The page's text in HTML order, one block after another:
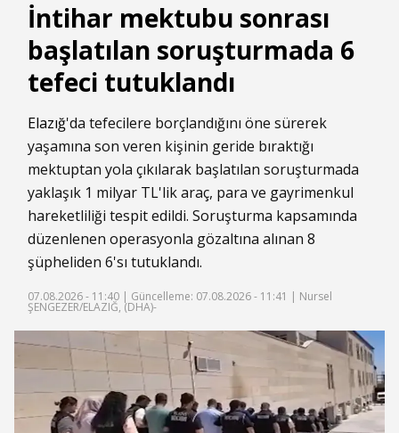
İntihar mektubu sonrası
başlatılan soruşturmada 6
tefeci tutuklandı
Elazığ'da tefecilere borçlandığını öne sürerek
yaşamına son veren kişinin geride bıraktığı
mektuptan yola çıkılarak başlatılan soruşturmada
yaklaşık 1 milyar TL'lik araç, para ve gayrimenkul
hareketliliği tespit edildi. Soruşturma kapsamında
düzenlenen operasyonla gözaltına alınan 8
şüpheliden 6'sı tutuklandı.
07.08.2026 - 11:40 | Güncelleme: 07.08.2026 - 11:41 | Nursel
ŞENGEZER/ELAZIĞ, (DHA)-